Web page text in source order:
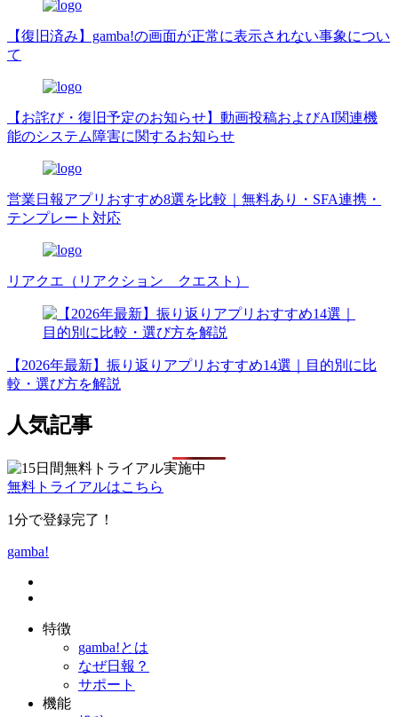
【復旧済み】gamba!の画面が正常に表示されない事象につい
て
【お詫び・復旧予定のお知らせ】動画投稿およびAI関連機
能のシステム障害に関するお知らせ
営業日報アプリおすすめ8選を比較｜無料あり・SFA連携・
テンプレート対応
リアクエ（リアクション クエスト）
【2026年最新】振り返りアプリおすすめ14選｜目的別に比
較・選び方を解説
人気記事
無料トライアルはこちら
1分で登録完了！
gamba!
特徴
gamba!とは
なぜ日報？
サポート
機能